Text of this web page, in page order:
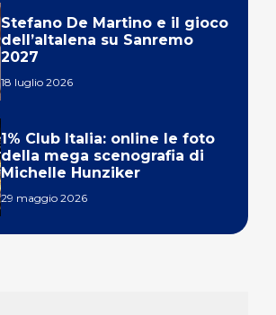
Stefano De Martino e il gioco
dell’altalena su Sanremo
2027
18 luglio 2026
1% Club Italia: online le foto
della mega scenografia di
Michelle Hunziker
29 maggio 2026